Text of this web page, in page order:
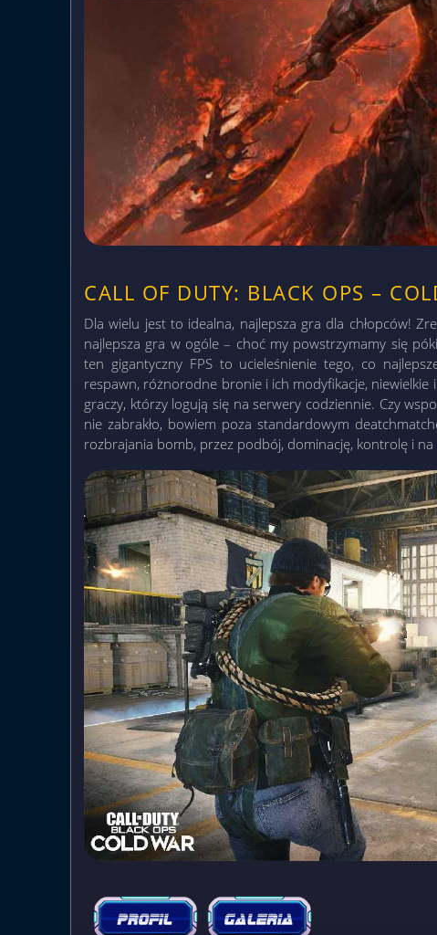
CALL OF DUTY: BLACK OPS –
Dla wielu jest to idealna, najlepsza gra dla chłopców!
najlepsza gra w ogóle – choć my powstrzymamy się
ten gigantyczny FPS to ucieleśnienie tego, co
respawn, różnorodne bronie i ich modyfikacje,
graczy, którzy logują się na serwery codziennie. Czy
nie zabrakło, bowiem poza standardowym
rozbrajania bomb, przez podbój, dominację, kontrolę i na